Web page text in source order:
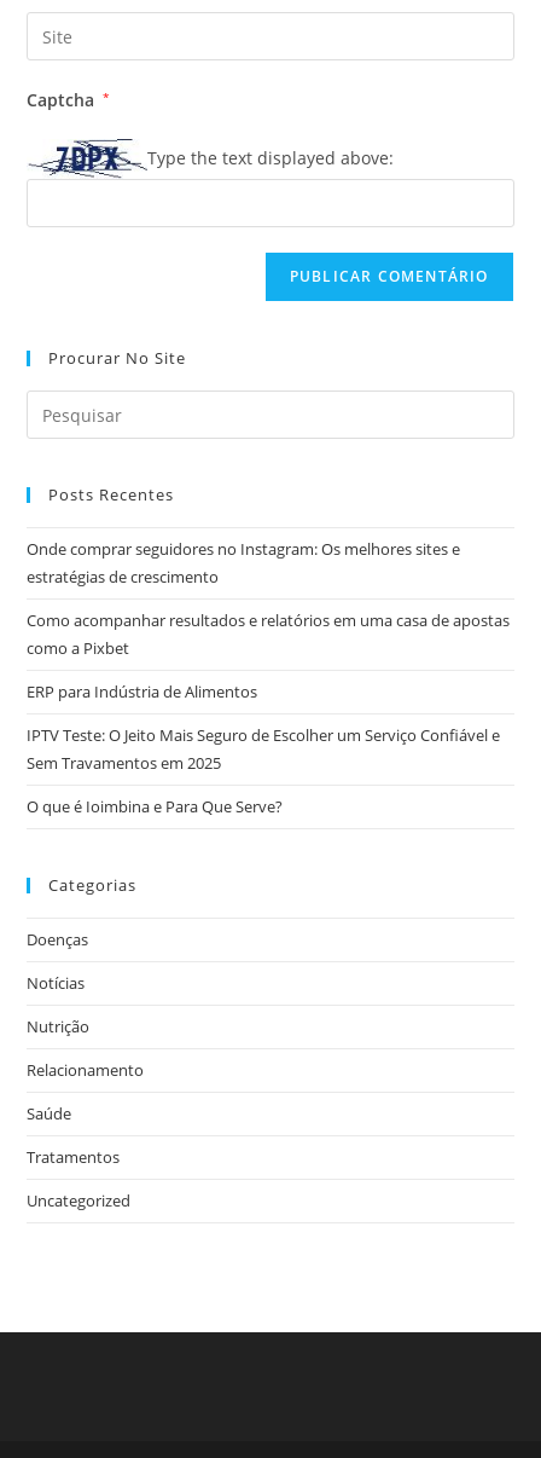
de
usuário
para
endereço
de
mail
comentar
Digite
o
site
Captcha *
Type the text displayed above:
Procurar No Site
Posts Recentes
Onde comprar seguidores no Instagram: Os melhores sites e
estratégias de crescimento
Como acompanhar resultados e relatórios em uma casa de apostas
como a Pixbet
ERP para Indústria de Alimentos
IPTV Teste: O Jeito Mais Seguro de Escolher um Serviço Confiável e
Sem Travamentos em 2025
O que é Ioimbina e Para Que Serve?
Categorias
Doenças
Notícias
Nutrição
Relacionamento
Saúde
Tratamentos
Uncategorized